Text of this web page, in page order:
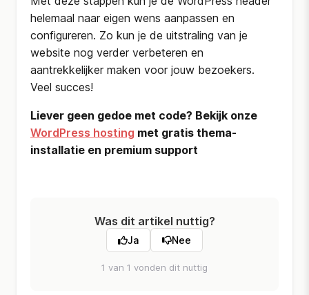
helemaal naar eigen wens aanpassen en
configureren. Zo kun je de uitstraling van je
website nog verder verbeteren en
aantrekkelijker maken voor jouw bezoekers.
Veel succes!
Liever geen gedoe met code? Bekijk onze
WordPress hosting met gratis thema-
installatie en premium support
Was dit artikel nuttig?
Ja Nee
1 van 1 vonden dit nuttig